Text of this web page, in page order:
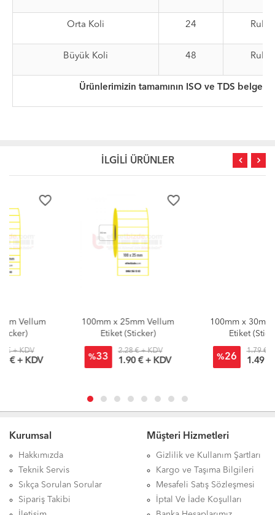
Orta Koli 24 Rulo
Büyük Koli 48 Rulo
Ürünlerimizin tamamının ISO ve TDS
İLGİLİ ÜRÜNLER
100mm x 25mm Vellum
%33
2.28 € + KDV
1.90 € + KDV
100mm x 30mm Vellum
%26
1.79 € + KDV
1.49 € + KDV
Kurumsal
Hakkımızda
Teknik Servis
Sıkça Sorulan Sorular
Sipariş Takibi
Müşteri Hizmetleri
Gizlilik ve Kullanım Şartları
Kargo ve Taşıma Bilgileri
Mesafeli Satış Sözleşmesi
İptal Ve İade Koşulları